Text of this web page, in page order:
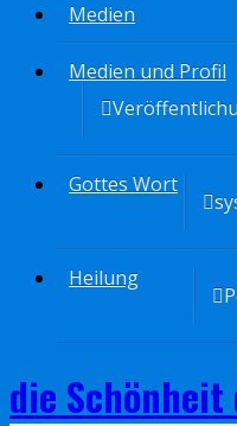
Medien
Medien und Profil
Gottes Wort
Heilung
die Schönheit